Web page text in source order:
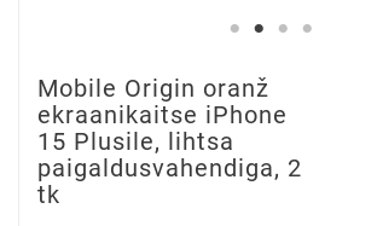
Mobile Origin oranž
ekraanikaitse iPhone
15 Plusile, lihtsa
paigaldusvahendiga, 2
tk